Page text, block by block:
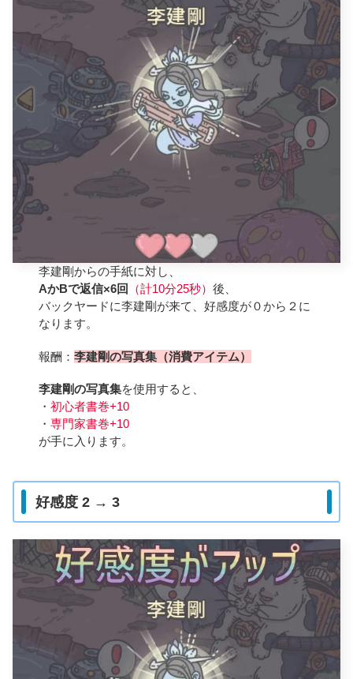
李建剛からの手紙に対し、
AかBで返信×6回
（計10分25秒）後、
バックヤードに李建剛が来て、好感度が０から２に
なります。
報酬：李建剛の写真集（消費アイテム）
李建剛の写真集を使用すると、
・初心者書巻+10
・専門家書巻+10
が手に入ります。
好感度 2 → 3